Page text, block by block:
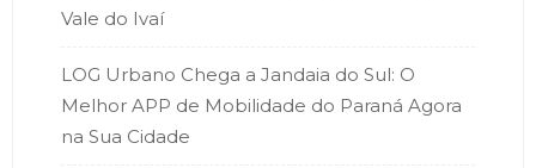
Vale do Ivaí
LOG Urbano Chega a Jandaia do Sul: O
Melhor APP de Mobilidade do Paraná Agora
na Sua Cidade